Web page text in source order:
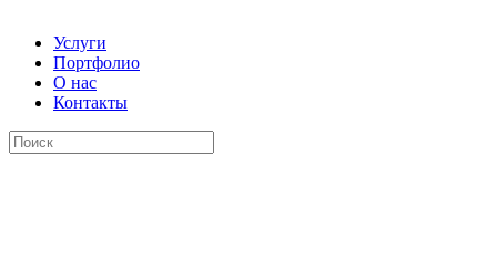
Услуги
Портфолио
О нас
Контакты